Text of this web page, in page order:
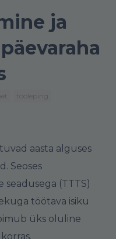
ja
tööleping
aasta alguses
Seoses
(TTTS)
töötava isiku
üks oluline